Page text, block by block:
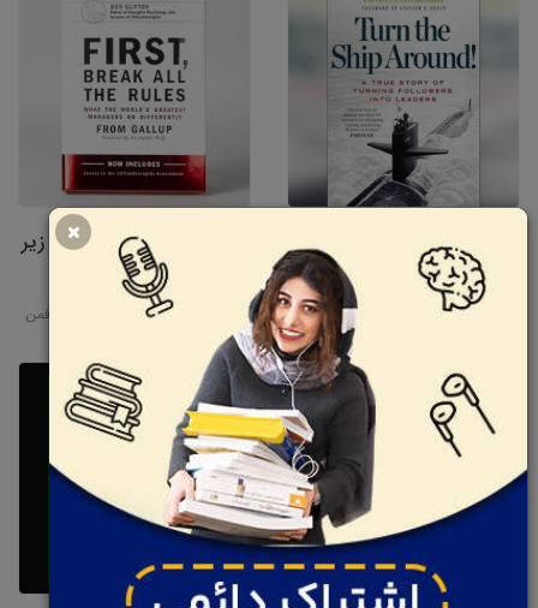
کتاب کشتی خود را هدایت
نوشته: دیوید مارکی
کتاب ابتدا همه قوانین را زیر
پا بگذارید
نوشته: مارکوس باکینگهام، کورت کافمن